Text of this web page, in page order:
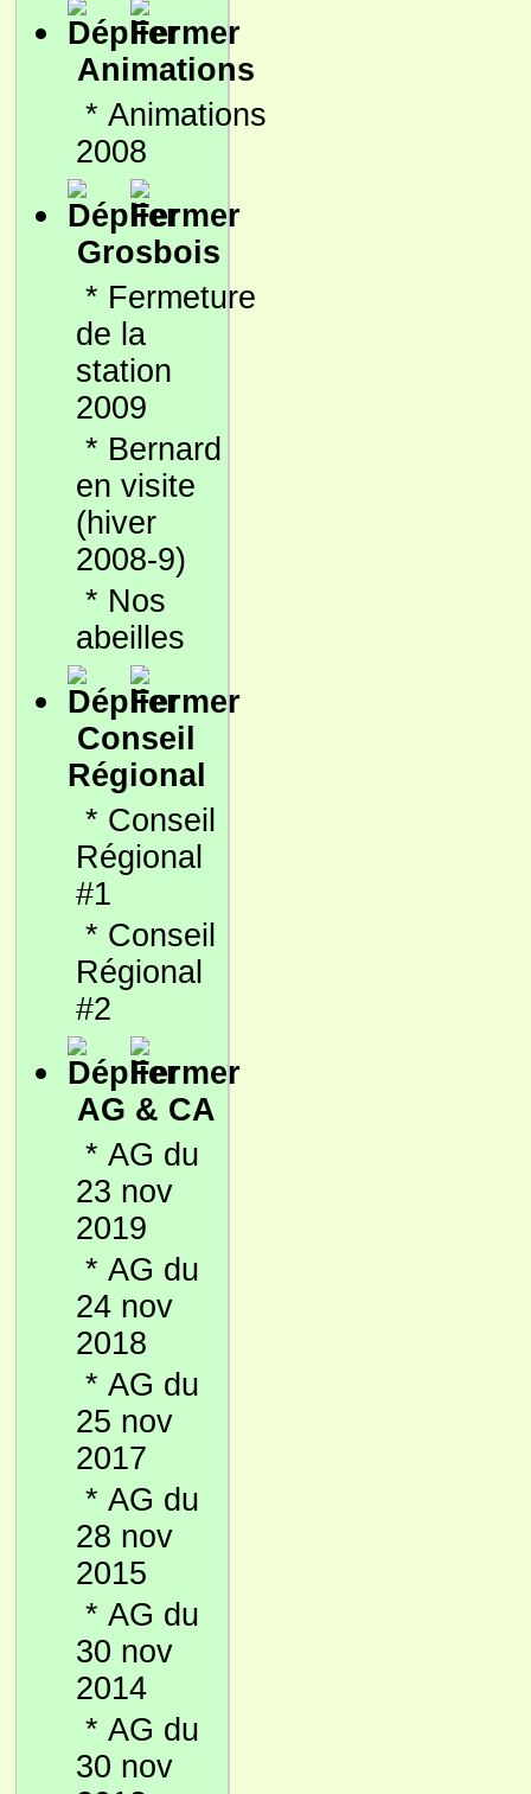
Animations
* Animations
2008
Grosbois
* Fermeture
de la
station
2009
* Bernard
en visite
(hiver
2008-9)
* Nos
abeilles
Conseil
Régional
* Conseil
Régional
#1
* Conseil
Régional
#2
AG & CA
* AG du
23 nov
2019
* AG du
24 nov
2018
* AG du
25 nov
2017
* AG du
28 nov
2015
* AG du
30 nov
2014
* AG du
30 nov